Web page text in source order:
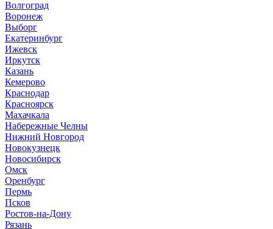
Волгоград
Воронеж
Выборг
Екатеринбург
Ижевск
Иркутск
Казань
Кемерово
Краснодар
Красноярск
Махачкала
Набережные Челны
Нижний Новгород
Новокузнецк
Новосибирск
Омск
Оренбург
Пермь
Псков
Ростов-на-Дону
Рязань